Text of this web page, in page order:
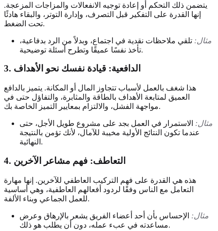
يتضمن ذلك التحكم أو إعادة توجيه الانفعالات والمزاجات المزعجة.
إنها القدرة على التفكير قبل التصرف، وإدارة التوتر، والبقاء هادئًا
تحت الضغط.
مثال: تلقي ملاحظات نقدية في اجتماع، وبدلاً من الرد بدفاعية،
تأخذ نفسًا عميقًا وتطرح أسئلة توضيحية.
3. الدافعية: قيادة نفسك نحو الأهداف
هذا شغف بالعمل لأسباب تتجاوز المال أو المكانة. يتميز بالدافع
العميق لمتابعة الأهداف بالطاقة والمثابرة، والتفاؤل حتى في
مواجهة الفشل، والالتزام بمعايير التميز الخاصة بك.
مثال: الاستمرار في العمل بجد على مشروع طويل الأجل، حتى
عندما تكون النتائج الأولية مخيبة للآمال، لأنك تؤمن بالنتيجة
النهائية.
4. التعاطف: فهم مشاعر الآخرين
هذه هي القدرة على فهم التركيب العاطفي للآخرين. إنها مهارة
التعامل مع الناس وفقًا لردود أفعالهم العاطفية، وهي أساسية
للعمل الجماعي وبناء الألفة.
مثال: الإحساس بأن أحد أعضاء الفريق يشعر بالإرهاق وعرض
مساعدته في عبء عمله، دون أن يطلب هو ذلك.